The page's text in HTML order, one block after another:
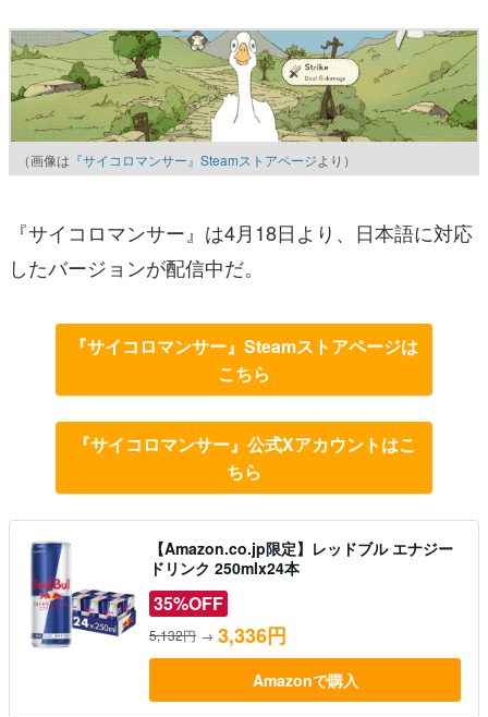
（画像は 『サイコロマンサー』Steamストアページより）
『サイコロマンサー』は4月18日より、日本語に対応
したバージョンが配信中だ。
『サイコロマンサー』Steamストアページは
こちら
『サイコロマンサー』公式Xアカウントはこ
ちら
【Amazon.co.jp限定】レッドブル エナジー
ドリンク 250mlx24本
35%OFF
5,132円 → 3,336円
Amazonで購入